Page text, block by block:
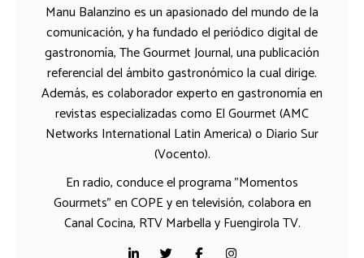
Manu Balanzino es un apasionado del mundo de la
comunicación, y ha fundado el periódico digital de
gastronomía, The Gourmet Journal, una publicación
referencial del ámbito gastronómico la cual dirige.
Además, es colaborador experto en gastronomía en
revistas especializadas como El Gourmet (AMC
Networks International Latin America) o Diario Sur
(Vocento).
En radio, conduce el programa "Momentos
Gourmets" en COPE y en televisión, colabora en
Canal Cocina, RTV Marbella y Fuengirola TV.